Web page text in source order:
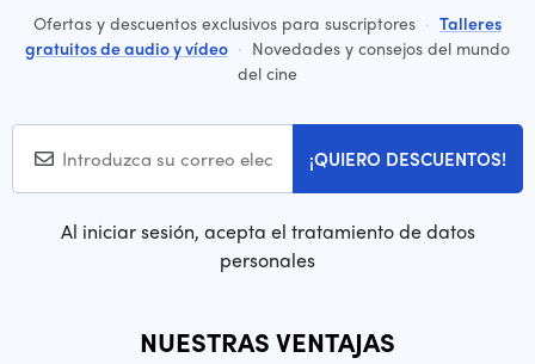
Ofertas y descuentos exclusivos para suscriptores · Talleres
gratuitos de audio y vídeo · Novedades y consejos del mundo
del cine
¡QUIERO DESCUENTOS!
Al iniciar sesión, acepta el tratamiento de datos
personales
NUESTRAS VENTAJAS